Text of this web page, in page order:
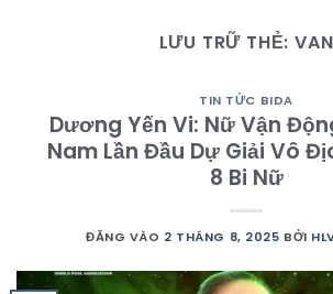
LƯU TRỮ THẺ: VAN
TIN TỨC BIDA
Dương Yến Vi: Nữ Vận
Nam Lần Đầu Dự Giải Vô
8 Bi Nữ
ĐĂNG VÀO 2 THÁNG 8, 2025 BỞI